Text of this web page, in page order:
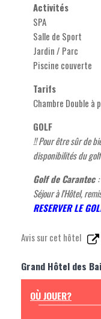
Activités
SPA
Salle de Sport
Jardin / Parc
Piscine couverte
Tarifs
Chambre Double
GOLF
!! Pour être sûr de
disponibilités du
Golf de Carantec
Séjour à l'Hôtel,
RESERVER LE
Avis sur cet hôtel
Grand Hôtel des
OÙ JOUER?